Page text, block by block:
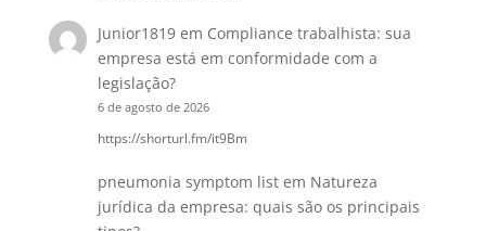
Junior1819 em Compliance trabalhista: sua
empresa está em conformidade com a
legislação?
6 de agosto de 2026
https://shorturl.fm/it9Bm
pneumonia symptom list em Natureza
jurídica da empresa: quais são os principais